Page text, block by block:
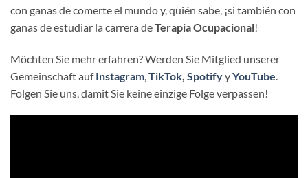
con ganas de comerte el mundo y, quién sabe, ¡si también con
ganas de estudiar la carrera deTerapia Ocupacional!
Möchten Sie mehr erfahren? Werden Sie Mitglied unserer
Gemeinschaft aufInstagram TikTok SpotifyyYouTube
Folgen Sie uns, damit Sie keine einzige Folge verpassen!